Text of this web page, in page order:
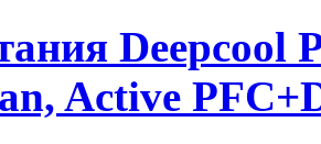
Deepcool
Active